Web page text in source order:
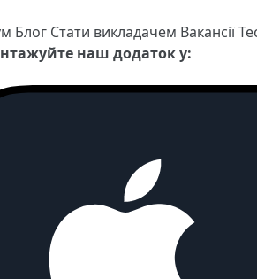
Блог Стати викладачем Вакансії
наш додаток у: